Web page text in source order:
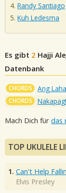
Randy Santiago
Kuh Ledesma
Es gibt 2 Hajji
Datenbank
CHORDS Ang
CHORDS
Mach Dich für das
TOP UKULELE
1. Can't Help
Elvis Presley